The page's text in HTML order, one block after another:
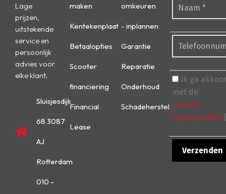
Lage
prijzen,
uitstekende
service en
persoonlijk
advies voor
elke klant.
Sluisjesdijk
68 3087
AJ
Rotterdam
010 -
maken
Kentekenplaat
Betaalopties
Scooter
financiering
Financial
Lease
omkeuren
- inplannen
Garantie
Reparatie
Onderhoud
Schadeherstel
Ik ga
met de
privacy
voorwaarden